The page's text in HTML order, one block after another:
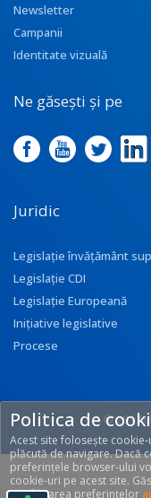
Newsletter
Campanii
Identitate vizuală
Ne găsești și pe
Juridic
Legislație învățământ
Legislație CDI
Legislație Europeană
Inițiative legislative
Procese
© 2017
Politica de
Acest site folosește
plăcută de navigare. Dacă
preferințele browser-ului
cookie-uri pe acest site.
modificarea preferințelor